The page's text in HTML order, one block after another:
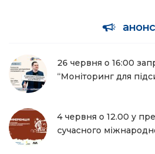
26 червня о 16:00
“Моніторинг для
4 червня о 12.00 у
сучасного